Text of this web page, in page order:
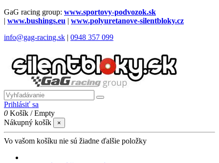
GaG racing group: www.sportovy-podvozok.sk
| www.bushings.eu | www.polyuretanove-silentbloky.cz
info@gag-racing.sk | 0948 357 099
Prihlásiť sa
0 Košík /Empty
Nákupný košík
×
Vo vašom košíku nie sú žiadne ďalšie položky